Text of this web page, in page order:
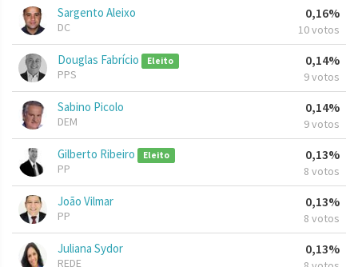
Sargento Aleixo
DC
0,16%
10 votos
Douglas Fabrício Eleito
PPS
0,14%
9 votos
Sabino Picolo
DEM
0,14%
9 votos
Gilberto Ribeiro Eleito
PP
0,13%
8 votos
João Vilmar
PP
0,13%
8 votos
Juliana Sydor
REDE
0,13%